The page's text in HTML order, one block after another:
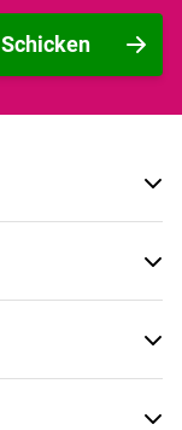
Schicken